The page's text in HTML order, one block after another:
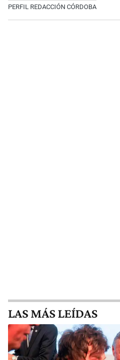
PERFIL REDACCIÓN CÓRDOBA
LAS MÁS LEÍDAS